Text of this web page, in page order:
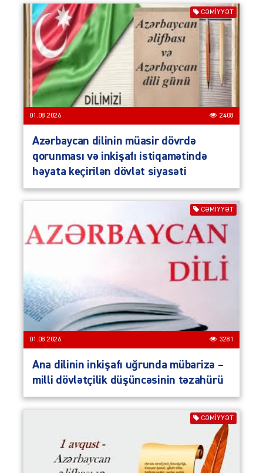
CƏMIYYƏT
01.08.2026 2408
Azərbaycan dilinin müasir dövrdə
qorunması və inkişafı istiqamətində
həyata keçirilən dövlət siyasəti
CƏMIYYƏT
01.08.2026 3281
Ana dilinin inkişafı uğrunda mübarizə –
milli dövlətçilik düşüncəsinin təzahürü
CƏMIYYƏT